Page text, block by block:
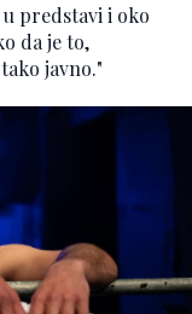
predstavi i oko
da je to,
javno."